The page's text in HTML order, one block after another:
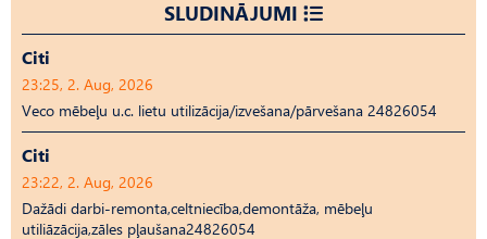
SLUDINĀJUMI
Citi
23:25, 2. Aug, 2026
Veco mēbeļu u.c. lietu utilizācija/izvešana/pārvešana 24826054
Citi
23:22, 2. Aug, 2026
Dažādi darbi-remonta,celtniecība,demontāža, mēbeļu
utiliāzācija,zāles pļaušana24826054